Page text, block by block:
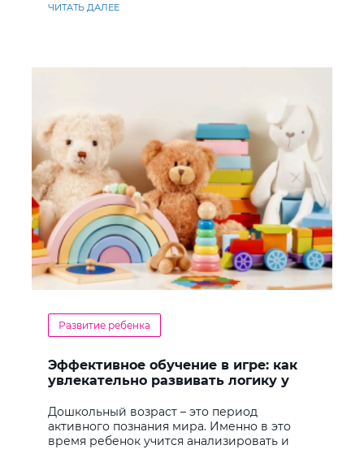
ЧИТАТЬ ДАЛЕЕ
Развитие ребенка
Эффективное обучение в игре: как
увлекательно развивать логику у
Дошкольный возраст – это период
активного познания мира. Именно в это
время ребенок учится анализировать и